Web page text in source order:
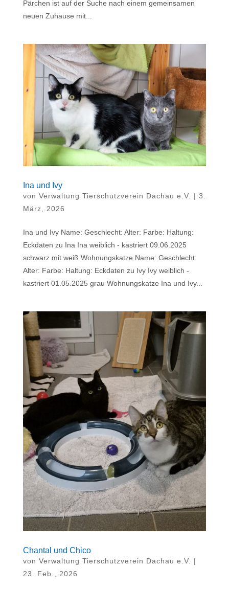
Pärchen ist auf der Suche nach einem gemeinsamen
neuen Zuhause mit...
Ina und Ivy
von Verwaltung Tierschutzverein Dachau e.V. | 3.
März, 2026
Ina und Ivy Name: Geschlecht: Alter: Farbe: Haltung:
Eckdaten zu Ina Ina weiblich - kastriert 09.06.2025
schwarz mit weiß Wohnungskatze Name: Geschlecht:
Alter: Farbe: Haltung: Eckdaten zu Ivy Ivy weiblich -
kastriert 01.05.2025 grau Wohnungskatze Ina und Ivy...
Chantal und Chico
von Verwaltung Tierschutzverein Dachau e.V.
|
23. Feb., 2026